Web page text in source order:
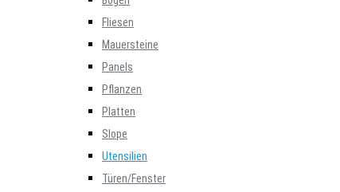
Fliesen
Mauersteine
Panels
Pflanzen
Platten
Slope
Utensilien
Türen/Fenster